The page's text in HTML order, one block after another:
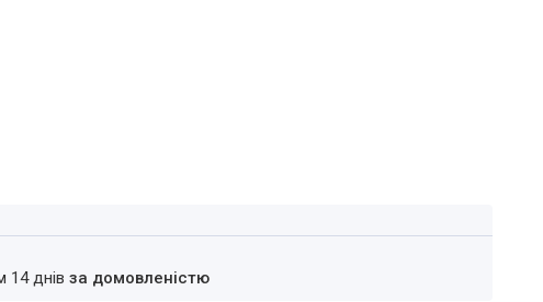
14 днівза домовленістю